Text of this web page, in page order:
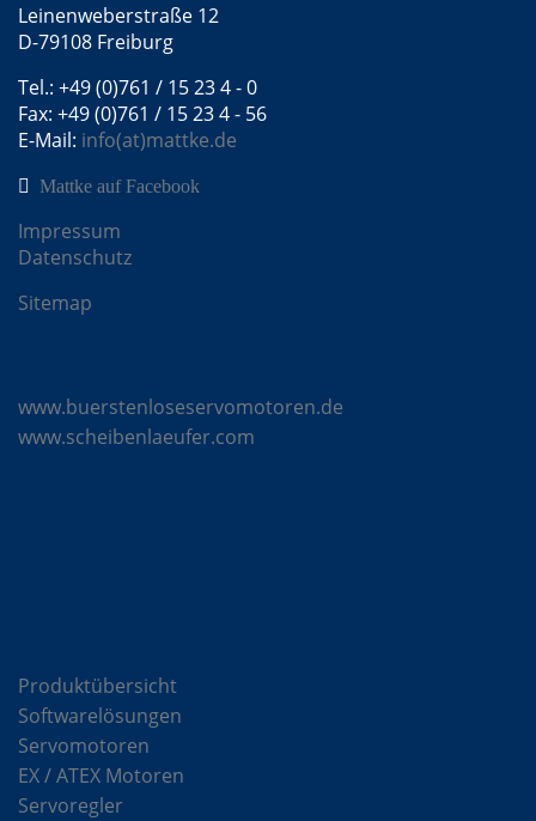
Leinenweberstraße 12
D-79108 Freiburg
Tel.: +49 (0)761 / 15 23 4 - 0
Fax: +49 (0)761 / 15 23 4 - 56
E-Mail: info(at)mattke.de
Mattke auf Facebook
Impressum
Datenschutz
Sitemap
www.buerstenloseservomotoren.de
www.scheibenlaeufer.com
Produktübersicht
Softwarelösungen
Servomotoren
EX / ATEX Motoren
Servoregler